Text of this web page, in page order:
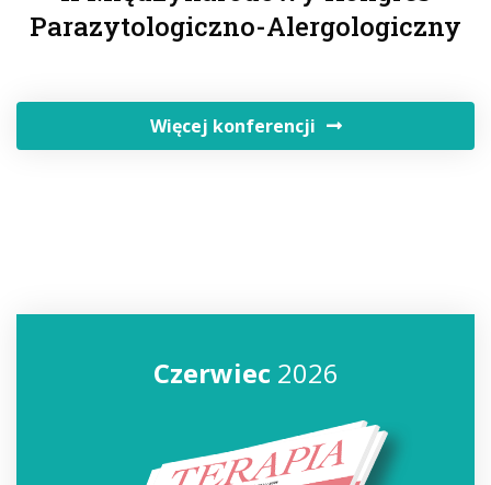
Parazytologiczno-Alergologiczny
Więcej konferencji
Czerwiec2026